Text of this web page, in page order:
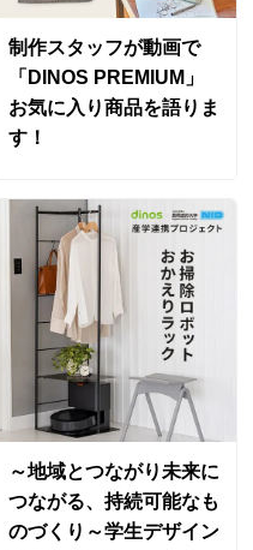
制作スタッフが動画で
「DINOS PREMIUM」
お気に入り商品を語りま
す！
～地域とつながり未来に
つながる、持続可能なも
のづくり～学生デザイン